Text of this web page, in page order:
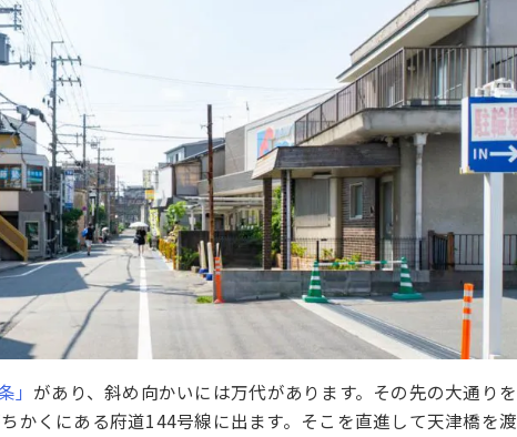
」 があり、斜め向かいには万代があります。その先の大通りを
かくにある府道144号線に出ます。そこを直進して天津橋を渡